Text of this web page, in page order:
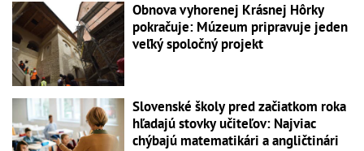
Obnova vyhorenej Krásnej Hôrky
pokračuje: Múzeum pripravuje jeden
veľký spoločný projekt
Slovenské školy pred začiatkom roka
hľadajú stovky učiteľov: Najviac
chýbajú matematikári a angličtinári